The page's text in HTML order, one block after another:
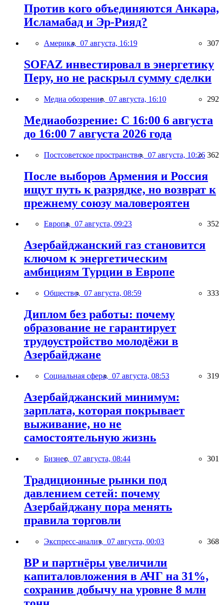
Против кого объединяются Анкара,
Исламабад и Эр-Рияд?
Америка, 07 августа, 16:19 307
SOFAZ инвестировал в энергетику
Перу, но не раскрыл сумму сделки
Медиа обозрение, 07 августа, 16:10 292
Медиаобозрение: С 16:00 6 августа
до 16:00 7 августа 2026 года
Постсоветское пространство, 07 августа, 10:26 362
После выборов Армения и Россия
ищут путь к разрядке, но возврат к
прежнему союзу маловероятен
Европа, 07 августа, 09:23 352
Азербайджанский газ становится
ключом к энергетическим
амбициям Турции в Европе
Общество, 07 августа, 08:59 333
Диплом без работы: почему
образование не гарантирует
трудоустройство молодёжи в
Азербайджане
Социальная сфера, 07 августа, 08:53 319
Азербайджанский минимум:
зарплата, которая покрывает
выживание, но не
самостоятельную жизнь
Бизнес, 07 августа, 08:44 301
Традиционные рынки под
давлением сетей: почему
Азербайджану пора менять
правила торговли
Экспресс-анализ, 07 августа, 00:03 368
BP и партнёры увеличили
капиталовложения в АЧГ на 31%,
сохранив добычу на уровне 8 млн